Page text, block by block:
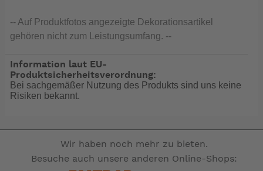
-- Auf Produktfotos angezeigte Dekorationsartikel
gehören nicht zum Leistungsumfang. --
Information laut EU-
Produktsicherheitsverordnung:
Bei sachgemäßer Nutzung des Produkts sind uns keine
Risiken bekannt.
Wir haben noch mehr zu bieten.
Besuche auch unsere anderen Online-Shops: